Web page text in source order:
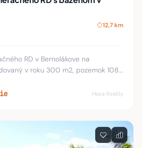
12,7 km
RD v Bernolákove na
v roku 300 m2, pozemok 1085
z dvoch samosta
Hasa Reality